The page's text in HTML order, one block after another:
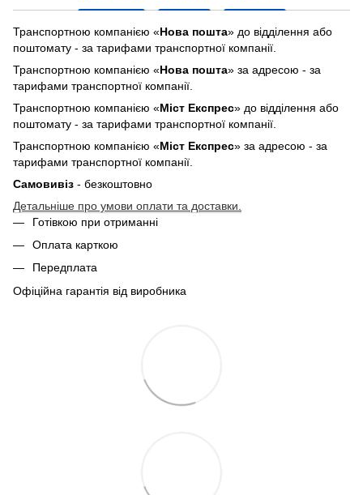
Транспортною компанією «Нова пошта» до відділення або
поштомату - за тарифами транспортної компанії.
Транспортною компанією «Нова пошта» за адресою - за
тарифами транспортної компанії.
Транспортною компанією «Міст Експрес» до відділення або
поштомату - за тарифами транспортної компанії.
Транспортною компанією «Міст Експрес» за адресою - за
тарифами транспортної компанії.
Самовивіз - безкоштовно
Детальніше про умови оплати та доставки.
Готівкою при отриманні
Оплата карткою
Передплата
Офіційна гарантія від виробника